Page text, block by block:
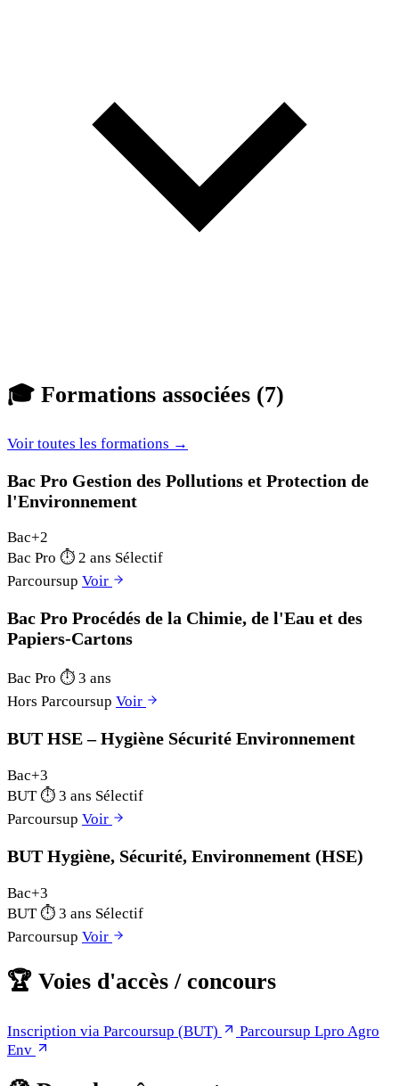
🎓 Formations associées (7)
Voir toutes les formations →
Bac Pro Gestion des Pollutions et Protection de
l'Environnement
Bac+2
Bac Pro ⏱ 2 ans Sélectif
Parcoursup Voir
Bac Pro Procédés de la Chimie, de l'Eau et des
Papiers-Cartons
Bac Pro ⏱ 3 ans
Hors Parcoursup Voir
BUT HSE – Hygiène Sécurité Environnement
Bac+3
BUT ⏱ 3 ans Sélectif
Parcoursup Voir
BUT Hygiène, Sécurité, Environnement (HSE)
Bac+3
BUT ⏱ 3 ans Sélectif
Parcoursup Voir
🏆 Voies d'accès / concours
Inscription via Parcoursup (BUT)
Parcoursup Lpro Agro
Env